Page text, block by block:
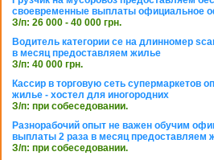
своевременные выплаты официальное
З/п: 26 000 - 40 000 грн.
Водитель категории се на длинномер
в месяц предоставляем жилье
З/п: 40 000 грн.
Кассир в торговую сеть супермаркетов
жилье - хостел для иногородних
З/п: при собеседовании.
Разнорабочий опыт не важен обучим
выплаты 2 раза в месяц предоставляем
З/п: при собеседовании.